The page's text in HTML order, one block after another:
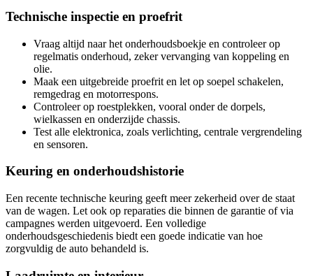
Technische inspectie en proefrit
Vraag altijd naar het onderhoudsboekje en controleer op
regelmatis onderhoud, zeker vervanging van koppeling en
olie.
Maak een uitgebreide proefrit en let op soepel schakelen,
remgedrag en motorrespons.
Controleer op roestplekken, vooral onder de dorpels,
wielkassen en onderzijde chassis.
Test alle elektronica, zoals verlichting, centrale vergrendeling
en sensoren.
Keuring en onderhoudshistorie
Een recente technische keuring geeft meer zekerheid over de staat
van de wagen. Let ook op reparaties die binnen de garantie of via
campagnes werden uitgevoerd. Een volledige
onderhoudsgeschiedenis biedt een goede indicatie van hoe
zorgvuldig de auto behandeld is.